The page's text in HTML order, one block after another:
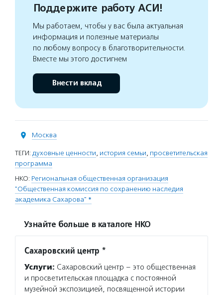
Поддержите работу АСИ!
Мы работаем, чтобы у вас была актуальная
информация и полезные материалы
по любому вопросу в благотворительности.
Вместе мы этого достигнем
Внести вклад
Москва
ТЕГИ: духовные ценности, история семьи, просветительская
программа
НКО: Региональная общественная организация
"Общественная комиссия по сохранению наследия
академика Сахарова" *
Узнайте больше в каталоге НКО
Сахаровский центр *
Услуги: Сахаровский центр – это общественная
и просветительская площадка с постоянной
музейной экспозицией, посвященной истории